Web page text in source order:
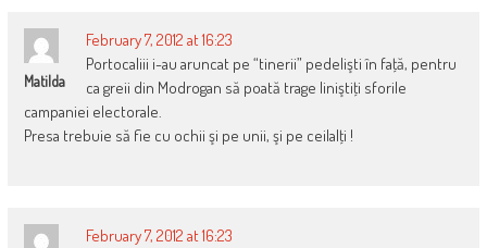
Matilda
February 7, 2012 at 16:23
Portocaliii i-au aruncat pe “tinerii” pedelişti în faţă, pentru
ca greii din Modrogan să poată trage liniştiţi sforile
campaniei electorale.
Presa trebuie să fie cu ochii şi pe unii, şi pe ceilalţi !
February 7, 2012 at 16:23